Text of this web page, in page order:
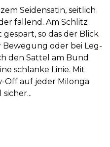
Seidensatin, seitlich
fallend. Am Schlitz
so das der Blick
Bewegung oder bei Leg-
den Sattel am Bund
schlanke Linie. Mit
Off auf jeder Milonga